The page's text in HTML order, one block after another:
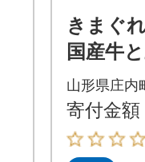
きまぐ
国産牛
ーグ 10
り ブラ
惣菜 お
山形県庄内
寄付金額